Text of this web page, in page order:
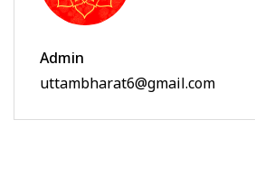
Admin
uttambharat6@gmail.com